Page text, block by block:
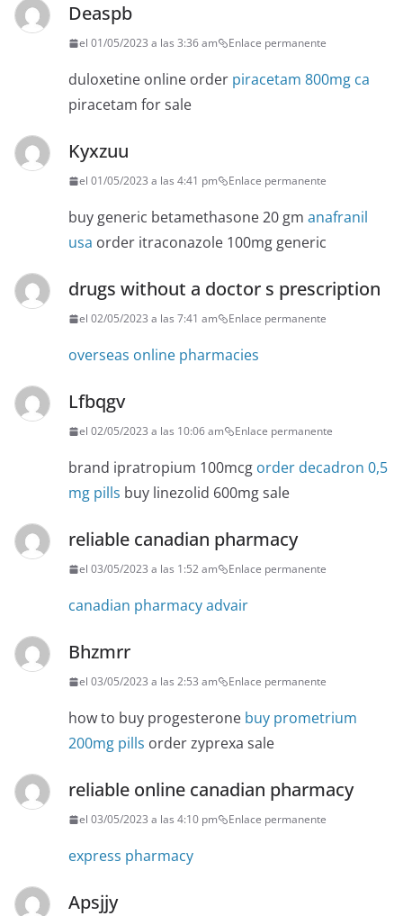
Deaspb
el 01/05/2023 a las 3:36 am Enlace permanente
duloxetine online order piracetam 800mg ca
piracetam for sale
Kyxzuu
el 01/05/2023 a las 4:41 pm Enlace permanente
buy generic betamethasone 20 gm anafranil
usa order itraconazole 100mg generic
drugs without a doctor s prescription
el 02/05/2023 a las 7:41 am Enlace permanente
overseas online pharmacies
Lfbqgv
el 02/05/2023 a las 10:06 am Enlace permanente
brand ipratropium 100mcg order decadron 0,5
mg pills buy linezolid 600mg sale
reliable canadian pharmacy
el 03/05/2023 a las 1:52 am Enlace permanente
canadian pharmacy advair
Bhzmrr
el 03/05/2023 a las 2:53 am Enlace permanente
how to buy progesterone buy prometrium
200mg pills order zyprexa sale
reliable online canadian pharmacy
el 03/05/2023 a las 4:10 pm Enlace permanente
express pharmacy
Apsjjy